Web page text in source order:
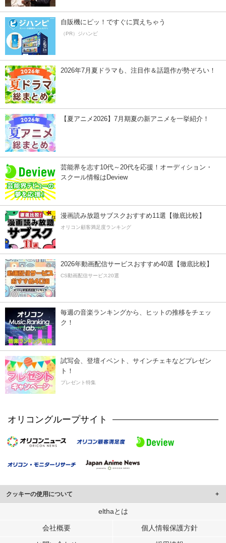
自販機にピッ！ですぐに買えちゃう
（PR）ジハンピ
2026年7月夏ドラマも、注目作＆話題作が勢ぞろい！
【夏アニメ2026】7月期夏の新アニメを一挙紹介！
芸能界を志す10代～20代を応援！オーディション・
スクール情報はDeview
漫画読み放題サブスクおすすめ11選【徹底比較】
オリコン顧客満足度ランキング
2026年動画配信サービスおすすめ40選【徹底比較】
CS動画配信サービス20選
毎週の音楽ランキングから、ヒットの推移をチェッ
ク！
試写会、登壇イベント、サインチェキなどプレゼン
ト！
プレゼント特集
オリコングループサイト
クッキーの使用について
このサイトでは Cookie を使用して、ユーザーに合わせたコンテンツや広告の
行っています。
elthaとは
会社概要 個人情報保護方針